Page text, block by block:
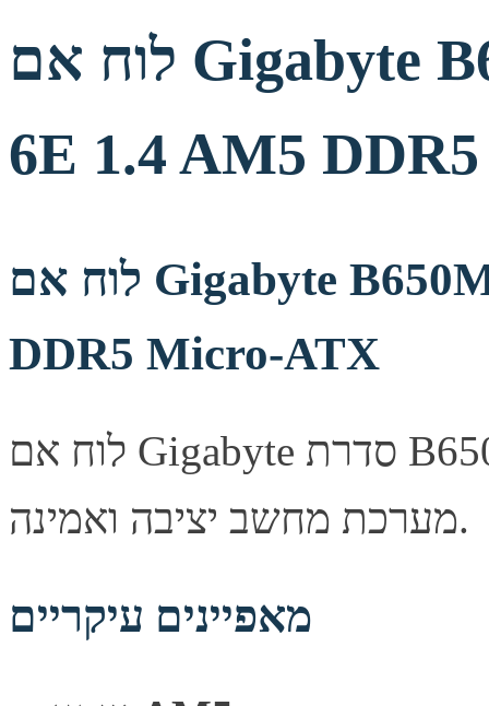
לוח אם Gigabyte B650M Gaming WIFI
6E 1.4 AM5
לוח אם Gigabyte B650M Gaming WIFI 6E 1.4 AM5
DDR5 Micro-ATX
לוח אם Gigabyte סדרת B650M, מספק יציבות ואמינות לבניית
מערכת מחשב יציבה ואמינה.
מאפיינים עיקריים